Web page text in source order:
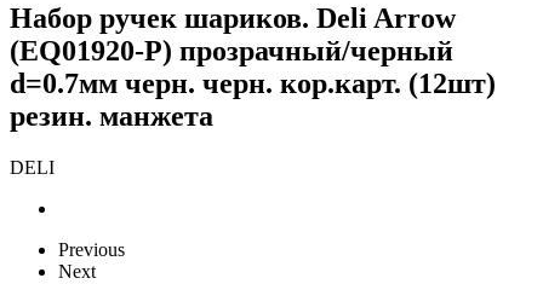
Набор ручек шариков. Deli Arrow
(EQ01920-P) прозрачный/черный
d=0.7мм черн. черн. кор.карт. (12шт)
резин. манжета
DELI
Previous
Next